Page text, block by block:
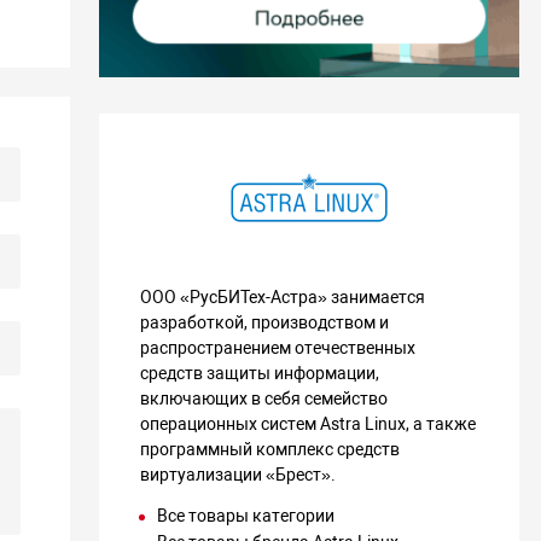
ООО «РусБИТех-Астра» занимается
разработкой, производством и
распространением отечественных
средств защиты информации,
включающих в себя семейство
операционных систем Astra Linux, а также
программный комплекс средств
виртуализации «Брест».
Все товары категории